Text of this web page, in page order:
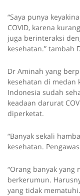
“Saya punya
COVID, karena
juga berinteraksi
kesehatan.” tambah
Dr Aminah yang
kesehatan di medan
Indonesia sudah
keadaan darurat
diperketat.
“Banyak sekali
kesehatan.
“Orang banyak yang
berkerumun.
yang tidak